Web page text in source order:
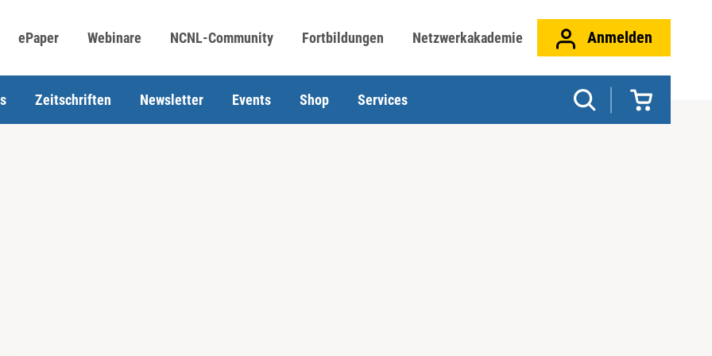
ePaper Webinare NCNL-Community Fortbildungen Netzwerkakademie Anmelden
Zeitschriften Newsletter Events Shop Services